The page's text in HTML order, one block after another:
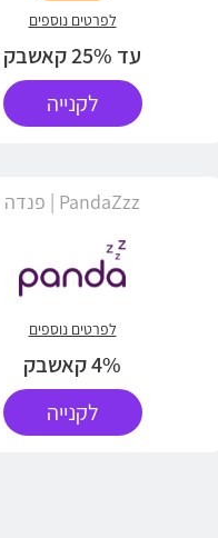
לפרטים נוספים
עד 25% קאשבק
לקנייה
PandaZzz | פנדה
לפרטים נוספים
4% קאשבק
לקנייה